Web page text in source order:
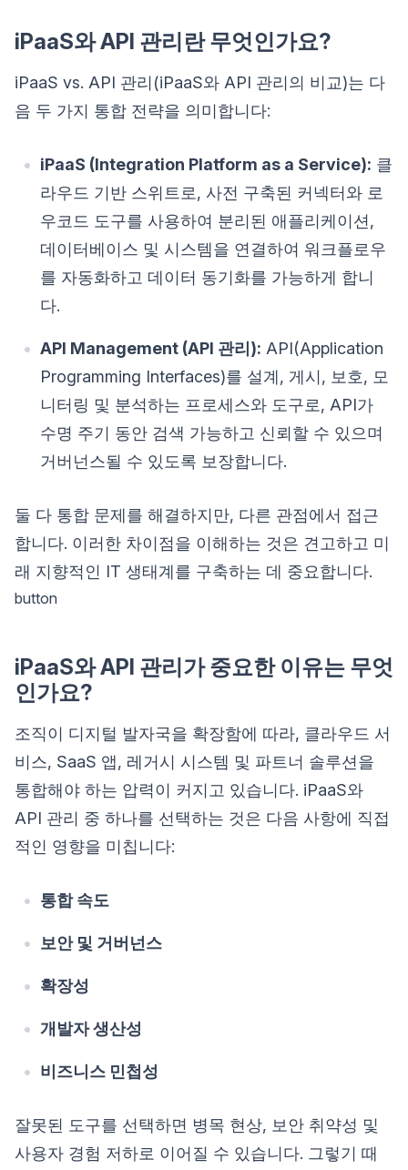
iPaaS와 API 관리란 무엇인가요?
iPaaS vs. API 관리(iPaaS와 API 관리의 비교)는 다
음 두 가지 통합 전략을 의미합니다:
iPaaS (Integration Platform as a Service): 클
라우드 기반 스위트로, 사전 구축된 커넥터와 로
우코드 도구를 사용하여 분리된 애플리케이션,
데이터베이스 및 시스템을 연결하여 워크플로우
를 자동화하고 데이터 동기화를 가능하게 합니
다.
API Management (API 관리): API(Application
Programming Interfaces)를 설계, 게시, 보호, 모
니터링 및 분석하는 프로세스와 도구로, API가
수명 주기 동안 검색 가능하고 신뢰할 수 있으며
거버넌스될 수 있도록 보장합니다.
둘 다 통합 문제를 해결하지만, 다른 관점에서 접근
합니다. 이러한 차이점을 이해하는 것은 견고하고 미
래 지향적인 IT 생태계를 구축하는 데 중요합니다.
button
iPaaS와 API 관리가 중요한 이유는 무엇
인가요?
조직이 디지털 발자국을 확장함에 따라, 클라우드 서
비스, SaaS 앱, 레거시 시스템 및 파트너 솔루션을
통합해야 하는 압력이 커지고 있습니다. iPaaS와
API 관리 중 하나를 선택하는 것은 다음 사항에 직접
적인 영향을 미칩니다:
통합 속도
보안 및 거버넌스
확장성
개발자 생산성
비즈니스 민첩성
잘못된 도구를 선택하면 병목 현상, 보안 취약성 및
사용자 경험 저하로 이어질 수 있습니다. 그렇기 때